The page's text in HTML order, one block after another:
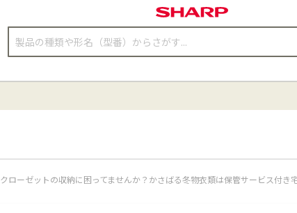
検
クローゼットの収納に困ってませんか？かさばる冬物衣類は保管サービス付き